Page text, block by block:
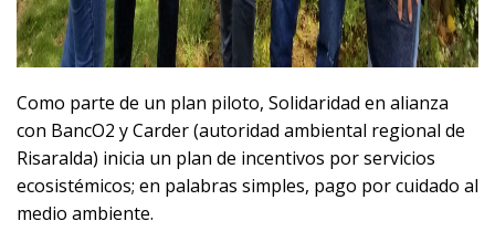
Como parte de un plan piloto, Solidaridad en alianza
con BancO2 y Carder (autoridad ambiental regional de
Risaralda) inicia un plan de incentivos por servicios
ecosistémicos; en palabras simples, pago por cuidado al
medio ambiente.